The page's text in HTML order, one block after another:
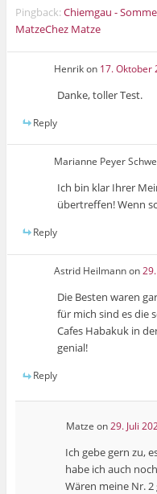
Pingback:Chiemgau -
MatzeChez Matze
Henrikon 17. Oktober
Danke, toller Test.
Reply
Marianne Peyer
Ich bin klar Ihrer
übertreffen! Wenn
Reply
Astrid Heilmannon
Die Besten waren
für mich sind es die
Cafes Habakuk in
genial!
Reply
Matze on29. Juli
Ich gebe gern zu,
habe ich auch
Wären meine Nr.